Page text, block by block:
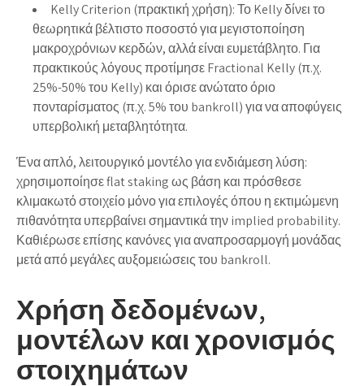
Kelly Criterion (πρακτική χρήση): Το Kelly δίνει το
θεωρητικά βέλτιστο ποσοστό για μεγιστοποίηση
μακροχρόνιων κερδών, αλλά είναι ευμετάβλητο. Για
πρακτικούς λόγους προτίμησε Fractional Kelly (π.χ.
25%-50% του Kelly) και όρισε ανώτατο όριο
πονταρίσματος (π.χ. 5% του bankroll) για να αποφύγεις
υπερβολική μεταβλητότητα.
Ένα απλό, λειτουργικό μοντέλο για ενδιάμεση λύση:
χρησιμοποίησε flat staking ως βάση και πρόσθεσε
κλιμακωτό στοιχείο μόνο για επιλογές όπου η εκτιμώμενη
πιθανότητα υπερβαίνει σημαντικά την implied probability.
Καθιέρωσε επίσης κανόνες για αναπροσαρμογή μονάδας
μετά από μεγάλες αυξομειώσεις του bankroll.
Χρήση δεδομένων,
μοντέλων και χρονισμός
στοιχημάτων